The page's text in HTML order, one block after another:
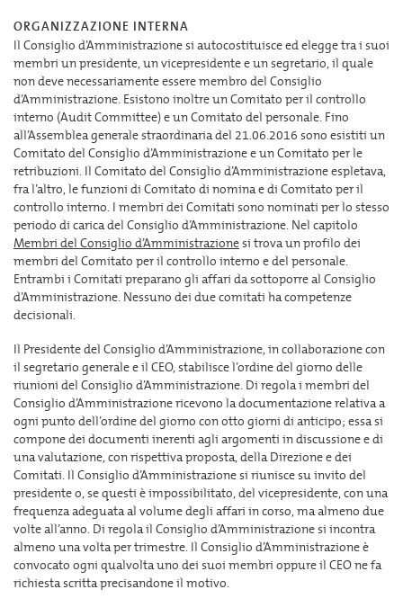
ORGANIZZAZIONE INTERNA
Il Consiglio d’Amministrazione si autocostituisce ed elegge tra i suoi
membri un presidente, un vicepresidente e un segretario, il quale
non deve necessariamente essere membro del Consiglio
d’Amministrazione. Esistono inoltre un Comitato per il controllo
interno (Audit Committee) e un Comitato del personale. Fino
all’Assemblea generale straordinaria del 21.06.2016 sono esistiti un
Comitato del Consiglio d’Amministrazione e un Comitato per le
retribuzioni. Il Comitato del Consiglio d’Amministrazione espletava,
fra l’altro, le funzioni di Comitato di nomina e di Comitato per il
controllo interno. I membri dei Comitati sono nominati per lo stesso
periodo di carica del Consiglio d’Amministrazione. Nel capitolo
Membri del Consiglio d’Amministrazionesi trova un profilo dei
membri del Comitato per il controllo interno e del personale.
Entrambi i Comitati preparano gli affari da sottoporre al Consiglio
d’Amministrazione. Nessuno dei due comitati ha competenze
decisionali.
Il Presidente del Consiglio d’Amministrazione, in collaborazione con
il segretario generale e il CEO, stabilisce l’ordine del giorno delle
riunioni del Consiglio d’Amministrazione. Di regola i membri del
Consiglio d’Amministrazione ricevono la documentazione relativa a
ogni punto dell’ordine del giorno con otto giorni di anticipo; essa si
compone dei documenti inerenti agli argomenti in discussione e di
una valutazione, con rispettiva proposta, della Direzione e dei
Comitati. Il Consiglio d’Amministrazione si riunisce su invito del
presidente o, se questi è impossibilitato, del vicepresidente, con una
frequenza adeguata al volume degli affari in corso, ma almeno due
volte all’anno. Di regola il Consiglio d’Amministrazione si incontra
almeno una volta per trimestre. Il Consiglio d’Amministrazione è
convocato ogni qualvolta uno dei suoi membri oppure il CEO ne fa
richiesta scritta precisandone il motivo.